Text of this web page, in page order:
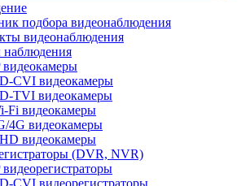
подбора видеонаблюдения
видеонаблюдения
видеокамеры
CVI видеокамеры
TVI видеокамеры
Fi видеокамеры
4G видеокамеры
видеокамеры
(DVR, NVR)
видеорегистраторы